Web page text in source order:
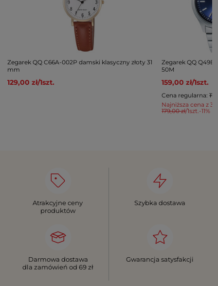
Zegarek QQ C66A-002P damski klasyczny złoty 31
mm
129,00 zł/1szt.
Zegarek QQ
50M
159,00 zł/1szt.
Najniższa cena z
179,00 zł/1szt.-11%
Cena regularna:
Atrakcyjne ceny
produktów
Szybka dostawa
Darmowa dostawa
dla zamówień od 69 zł
Gwarancja satysfakcji